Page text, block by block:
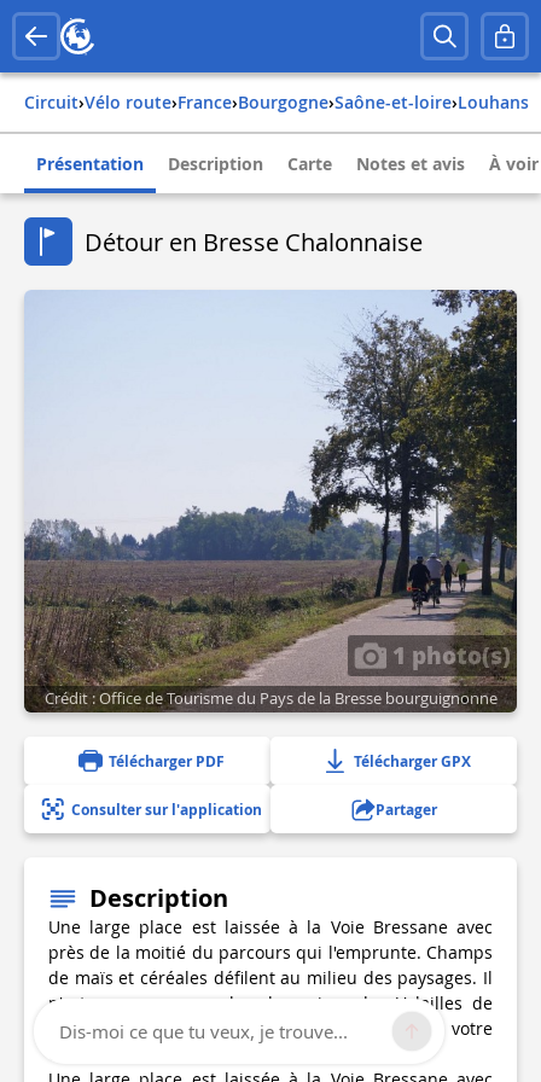
Circuit› Vélo route› france› bourgogne› saône-et-loire› louhans
Présentation Description Carte Notes et avis À
Détour en Bresse Chalonnaise
1 photo(s)
Crédit : Office de Tourisme du Pays de la Bresse bourguignonne
Télécharger PDF Télécharger GPX
Consulter sur l'application Partager
Description
Une large place est laissée à la Voie Bressane avec
près de la moitié du parcours qui l'emprunte. Champs
de maïs et céréales défilent au milieu des paysages. Il
n'est pas rare non plus de croiser des Volailles de
Bresse profitant des parcours herbeux sur votre
Dis-moi ce que tu veux, je trouve...